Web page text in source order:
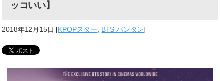
ッコいい】
2018年12月15日 [KPOPスター, BTS バンタン]